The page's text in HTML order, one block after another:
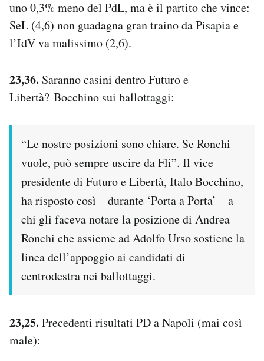
uno 0,3% meno del PdL, ma è il partito che vince:
SeL (4,6) non guadagna gran traino da Pisapia e
l’IdV va malissimo (2,6).
23,36. Saranno casini dentro Futuro e
Libertà? Bocchino sui ballottaggi:
“Le nostre posizioni sono chiare. Se Ronchi
vuole, può sempre uscire da Fli”. Il vice
presidente di Futuro e Libertà, Italo Bocchino,
ha risposto così – durante ‘Porta a Porta’ – a
chi gli faceva notare la posizione di Andrea
Ronchi che assieme ad Adolfo Urso sostiene la
linea dell’appoggio ai candidati di
centrodestra nei ballottaggi.
23,25. Precedenti risultati PD a Napoli (mai così
male):